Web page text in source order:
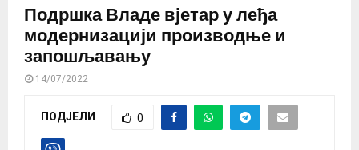
Подршка Владе вјетар у леђа
модернизацији производње и
запошљавању
14/07/2022
ПОДЈЕЛИ 0